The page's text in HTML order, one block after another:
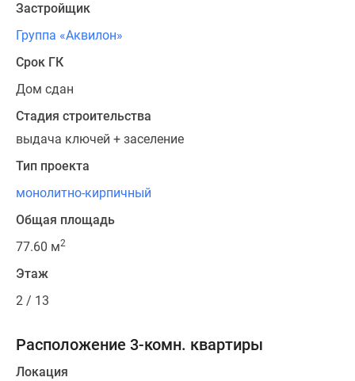
Застройщик
Группа «Аквилон»
Срок ГК
Дом сдан
Стадия строительства
выдача ключей + заселение
Тип проекта
монолитно-кирпичный
Общая площадь
77.60 м2
Этаж
2 / 13
Расположение 3-комн. квартиры
Локация